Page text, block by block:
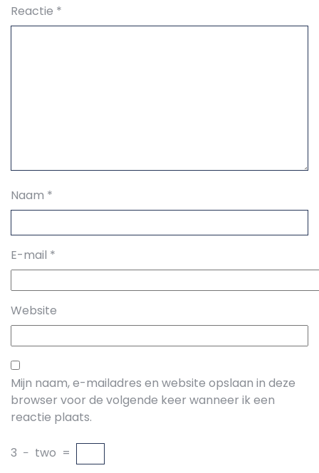
Reactie *
Naam *
E-mail *
Website
Mijn naam, e-mailadres en website opslaan in deze
browser voor de volgende keer wanneer ik een
reactie plaats.
3 − two =